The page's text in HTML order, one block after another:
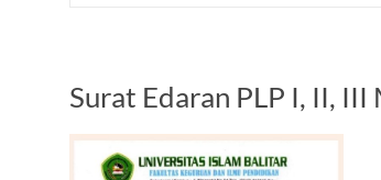
Surat Edaran PLP I, II,